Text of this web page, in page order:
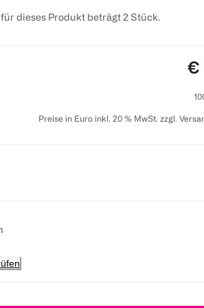
dieses Produkt beträgt 2 Stück.
€
Preise in Euro inkl. 20 % MwSt. zzgl.